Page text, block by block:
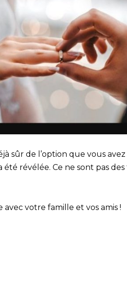
sûr de l’option que vous
été révélée. Ce ne sont pas
votre famille et vos amis !